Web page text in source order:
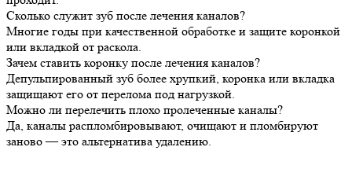
Сколько служит зуб после лечения каналов?
Многие годы при качественной обработке и защите коронкой
или вкладкой от раскола.
Зачем ставить коронку после лечения каналов?
Депульпированный зуб более хрупкий, коронка или вкладка
защищают его от перелома под нагрузкой.
Можно ли перелечить плохо пролеченные каналы?
Да, каналы распломбировывают, очищают и пломбируют
заново — это альтернатива удалению.